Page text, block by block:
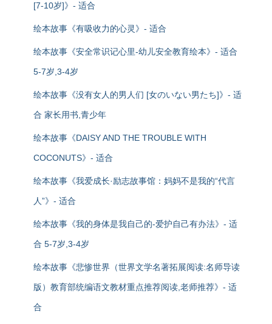
[7-10岁]》- 适合
绘本故事《有吸收力的心灵》- 适合
绘本故事《安全常识记心里-幼儿安全教育绘本》- 适合
5-7岁,3-4岁
绘本故事《没有女人的男人们 [女のいない男たち]》- 适
合 家长用书,青少年
绘本故事《DAISY AND THE TROUBLE WITH
COCONUTS》- 适合
绘本故事《我爱成长·励志故事馆：妈妈不是我的“代言
人”》- 适合
绘本故事《我的身体是我自己的-爱护自己有办法》- 适
合 5-7岁,3-4岁
绘本故事《悲惨世界（世界文学名著拓展阅读:名师导读
版）教育部统编语文教材重点推荐阅读,老师推荐》- 适
合